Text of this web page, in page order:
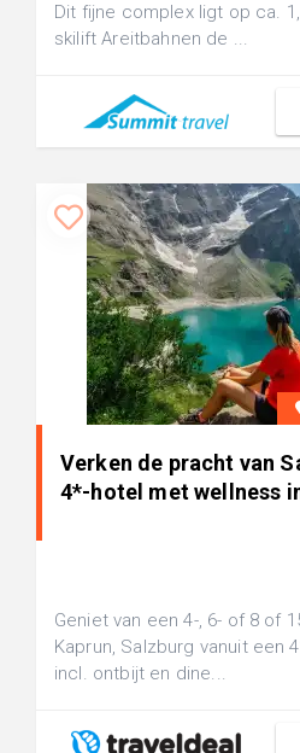
Dit fijne complex ligt op ca.
skilift Areitbahnen de ...
Verken de pracht van
4*-hotel met wellness
Geniet van een 4-, 6- of 8 of
Kaprun, Salzburg vanuit een
incl. ontbijt en dine...